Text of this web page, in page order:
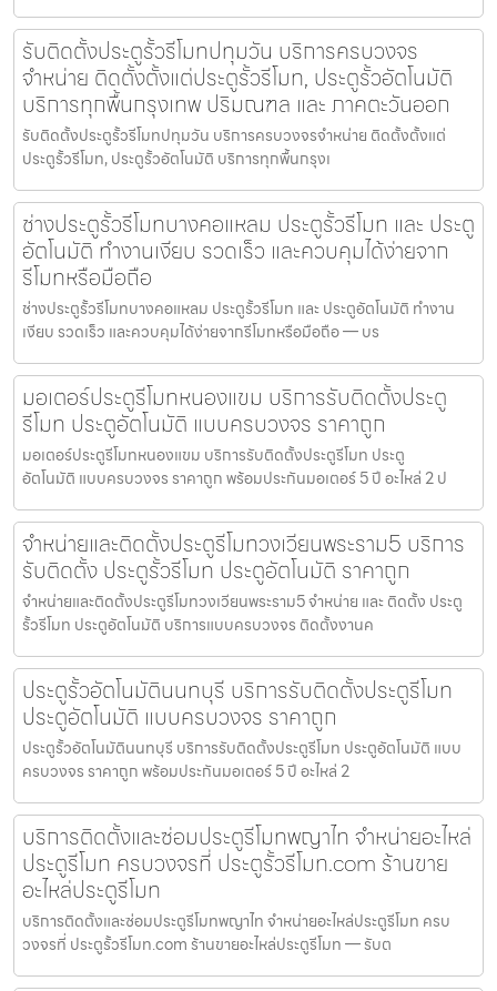
รับติดตั้งประตูรั้วรีโมทปทุมวัน บริการครบวงจร
จำหน่าย ติดตั้งตั้งแต่ประตูรั้วรีโมท, ประตูรั้วอัตโนมัติ
บริการทุกพื้นกรุงเทพ ปริมณฑล และ ภาคตะวันออก
รับติดตั้งประตูรั้วรีโมทปทุมวัน บริการครบวงจรจำหน่าย ติดตั้งตั้งแต่
ประตูรั้วรีโมท, ประตูรั้วอัตโนมัติ บริการทุกพื้นกรุงเ
ช่างประตูรั้วรีโมทบางคอแหลม ประตูรั้วรีโมท และ ประตู
อัตโนมัติ ทำงานเงียบ รวดเร็ว และควบคุมได้ง่ายจาก
รีโมทหรือมือถือ
ช่างประตูรั้วรีโมทบางคอแหลม ประตูรั้วรีโมท และ ประตูอัตโนมัติ ทำงาน
เงียบ รวดเร็ว และควบคุมได้ง่ายจากรีโมทหรือมือถือ — บร
มอเตอร์ประตูรีโมทหนองแขม บริการรับติดตั้งประตู
รีโมท ประตูอัตโนมัติ แบบครบวงจร ราคาถูก
มอเตอร์ประตูรีโมทหนองแขม บริการรับติดตั้งประตูรีโมท ประตู
อัตโนมัติ แบบครบวงจร ราคาถูก พร้อมประกันมอเตอร์ 5 ปี อะไหล่ 2 ป
จำหน่ายและติดตั้งประตูรีโมทวงเวียนพระราม5 บริการ
รับติดตั้ง ประตูรั้วรีโมท ประตูอัตโนมัติ ราคาถูก
จำหน่ายและติดตั้งประตูรีโมทวงเวียนพระราม5 จำหน่าย และ ติดตั้ง ประตู
รั้วรีโมท ประตูอัตโนมัติ บริการแบบครบวงจร ติดตั้งงานค
ประตูรั้วอัตโนมัตินนทบุรี บริการรับติดตั้งประตูรีโมท
ประตูอัตโนมัติ แบบครบวงจร ราคาถูก
ประตูรั้วอัตโนมัตินนทบุรี บริการรับติดตั้งประตูรีโมท ประตูอัตโนมัติ แบบ
ครบวงจร ราคาถูก พร้อมประกันมอเตอร์ 5 ปี อะไหล่ 2
บริการติดตั้งและซ่อมประตูรีโมทพญาไท จำหน่ายอะไหล่
ประตูรีโมท ครบวงจรที่ ประตูรั้วรีโมท.com ร้านขาย
อะไหล่ประตูรีโมท
บริการติดตั้งและซ่อมประตูรีโมทพญาไท จำหน่ายอะไหล่ประตูรีโมท ครบ
วงจรที่ ประตูรั้วรีโมท.com ร้านขายอะไหล่ประตูรีโมท — รับต